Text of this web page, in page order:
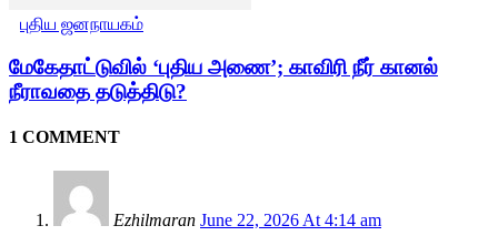
புதிய ஜனநாயகம்
மேகேதாட்டுவில் ‘புதிய அணை’; காவிரி நீர் கானல்
நீராவதை தடுத்திடு?
1 COMMENT
Ezhilmaran June 22, 2026 At 4:14 am